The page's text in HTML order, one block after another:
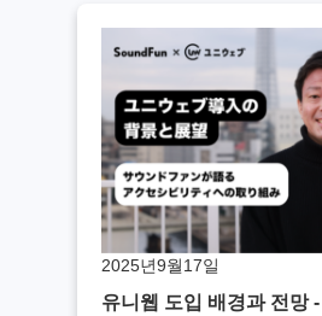
2025년9월17일
유니웹 도입 배경과 전망 -